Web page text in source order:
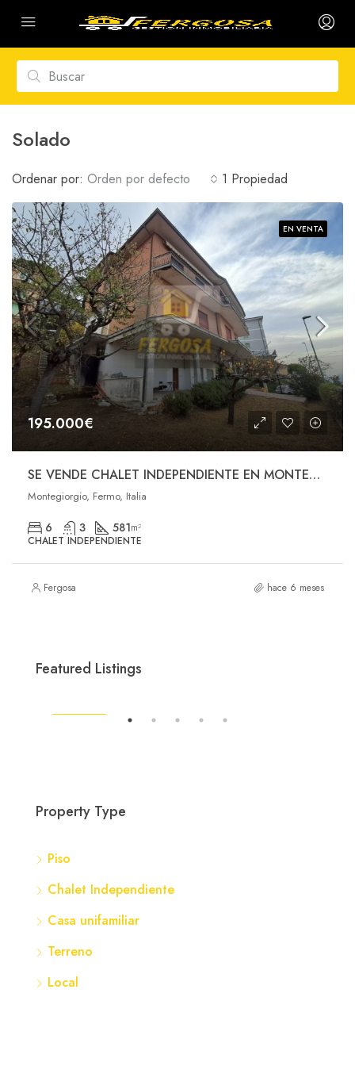
Solado
1 Propiedad
Ordenar por: Orden por defecto
EN VENTA
195.000€
SE VENDE CHALET INDEPENDIENTE EN MONTEGIORGIO (ITALIA )
Montegiorgio, Fermo, Italia
6 3 581m²
CHALET INDEPENDIENTE
Fergosa hace 6 meses
Featured Listings
232000229.000€
Property Type
Piso
Chalet Independiente
Casa unifamiliar
Terreno
Local